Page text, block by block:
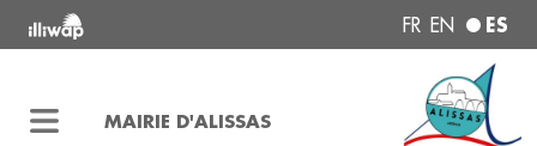
FR EN ES
MAIRIE D'ALISSAS